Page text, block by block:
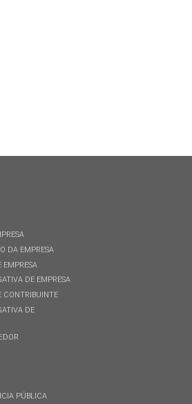
DA EMPRESA
EMPRESA
DE EMPRESA
CONTRIBUINTE
DE
PÚBLICA